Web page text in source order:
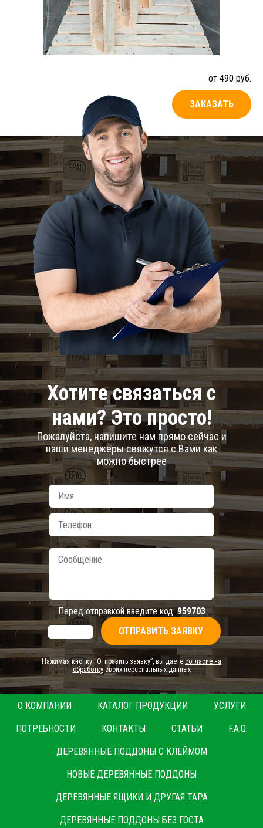
от 490 руб.
ЗАКАЗАТЬ
Хотите связаться с
нами? Это просто!
Пожалуйста, напишите нам прямо сейчас и
наши менеджеры свяжутся с Вами как
можно быстрее
Перед отправкой введите код:959703
Нажимая кнопку “Отправить заявку”, вы даете согласие на
обработкусвоих персональных данных
О КОМПАНИИ КАТАЛОГ ПРОДУКЦИИ УСЛУГИ
ПОТРЕБНОСТИ КОНТАКТЫ СТАТЬИ F.A.Q.
ДЕРЕВЯННЫЕ ПОДДОНЫ С КЛЕЙМОМ
НОВЫЕ ДЕРЕВЯННЫЕ ПОДДОНЫ
ДЕРЕВЯННЫЕ ЯЩИКИ И ДРУГАЯ ТАРА
ДЕРЕВЯННЫЕ ПОДДОНЫ БЕЗ ГОСТА